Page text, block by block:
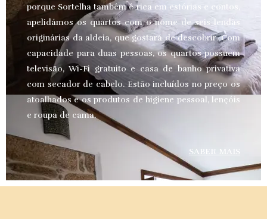
porque Sortelha também é rica em estórias e contos,
apelidámos os quartos com o nome de seis lendas
originárias da aldeia, que gostará de descobrir. Com
capacidade para duas pessoas, os quartos possuem
televisão, Wi-Fi gratuito e casa de banho privativa
com secador de cabelo. Estão incluídos no preço os
atoalhados e os produtos de higiene pessoal, lençóis
e roupa de cama.
SABER MAIS